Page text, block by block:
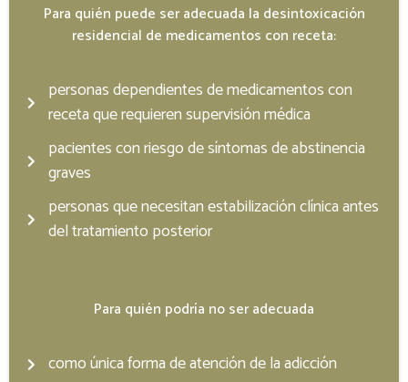
Para quién puede ser adecuada la desintoxicación
residencial de medicamentos con receta:
personas dependientes de medicamentos con
receta que requieren supervisión médica
pacientes con riesgo de síntomas de abstinencia
graves
personas que necesitan estabilización clínica antes
del tratamiento posterior
Para quién podría no ser adecuada
como única forma de atención de la adicción